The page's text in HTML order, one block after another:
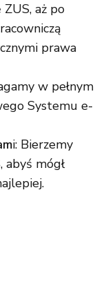
aż po
prawa
w pełnym
Systemu e-
i: Bierzemy
abyś mógł